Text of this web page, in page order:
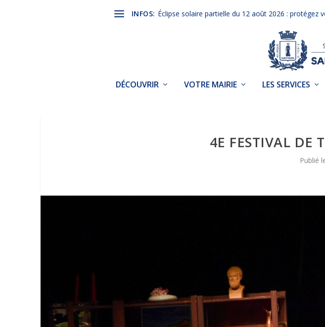
INFOS: Éclipse solaire partielle du 12 août 2026 : protégez
DÉCOUVRIR VOTRE MAIRIE LES SERVICES
4E FESTIVAL DE